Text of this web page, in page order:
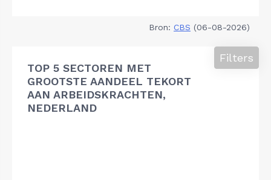
Bron: CBS (06-08-2026)
TOP 5 SECTOREN MET
GROOTSTE AANDEEL TEKORT
AAN ARBEIDSKRACHTEN,
NEDERLAND
Filters